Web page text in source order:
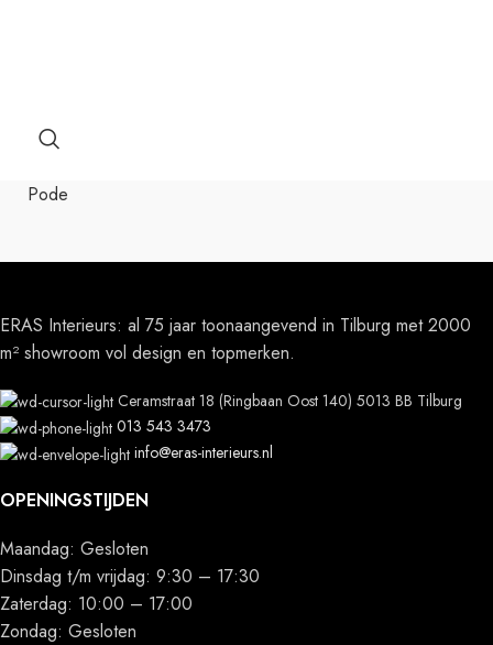
Pode
ERAS Interieurs: al 75 jaar toonaangevend in Tilburg met 2000
m² showroom vol design en topmerken.
Ceramstraat 18 (Ringbaan Oost 140) 5013 BB Tilburg
013 543 3473
info@eras-interieurs.nl
OPENINGSTIJDEN
Maandag: Gesloten
Dinsdag t/m vrijdag: 9:30 – 17:30
Zaterdag: 10:00 – 17:00
Zondag: Gesloten